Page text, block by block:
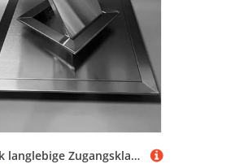
1 Stück langlebige Zugangsklappe aus Edelstahl mit Drehverschluss | Einfach zu installierende Inspektionstür for die Wartung(26x26in)